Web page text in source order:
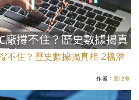
不住？歷史數據揭真相 2檔潛
作者： 股他命